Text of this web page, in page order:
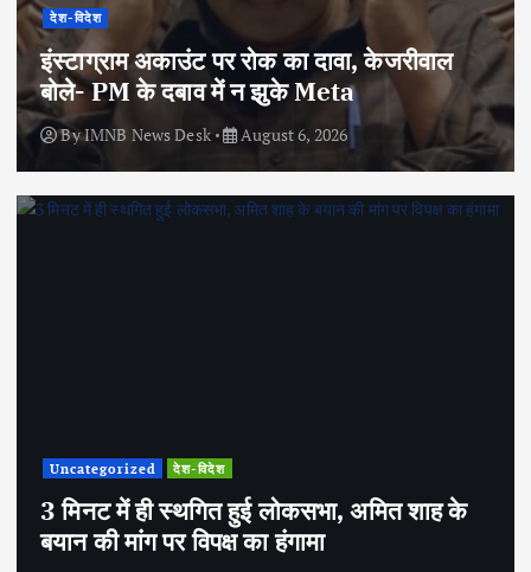
देश-विदेश
इंस्टाग्राम अकाउंट पर रोक का दावा, केजरीवाल
बोले- PM के दबाव में न झुके Meta
ByIMNB News Desk August 6, 2026
Uncategorized देश-विदेश
3 मिनट में ही स्थगित हुई लोकसभा, अमित शाह के
बयान की मांग पर विपक्ष का हंगामा